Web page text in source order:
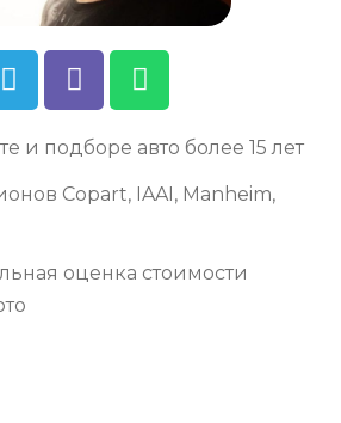
и подборе авто более 15 лет
Copart, IAAI, Manheim,
оценка стоимости